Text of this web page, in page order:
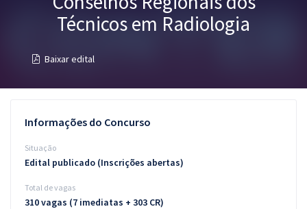
Blog
Atendimento
Técnicos em Radiologia
Baixar edital
Informações do Concurso
Situação
Edital publicado (Inscrições abertas)
Total de vagas
310 vagas (7 imediatas + 303 CR)